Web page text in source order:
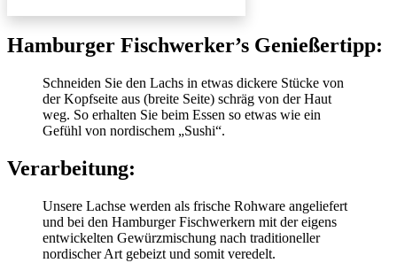
Hamburger Fischwerker’s Genießertipp:
Schneiden Sie den Lachs in etwas dickere Stücke von
der Kopfseite aus (breite Seite) schräg von der Haut
weg. So erhalten Sie beim Essen so etwas wie ein
Gefühl von nordischem „Sushi“.
Verarbeitung:
Unsere Lachse werden als frische Rohware angeliefert
und bei den Hamburger Fischwerkern mit der eigens
entwickelten Gewürzmischung nach traditioneller
nordischer Art gebeizt und somit veredelt.